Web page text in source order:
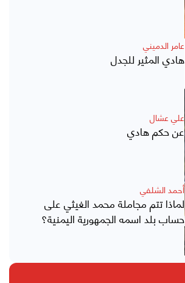
عامر الدميني
هادي المثير للجدل
علي عشال
عن حكم هادي
أحمد الشلفي
لماذا تتم مجاملة محمد الغيثي على
حساب بلد اسمه الجمهورية اليمنية؟